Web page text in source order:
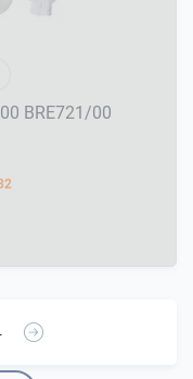
BRE721/00